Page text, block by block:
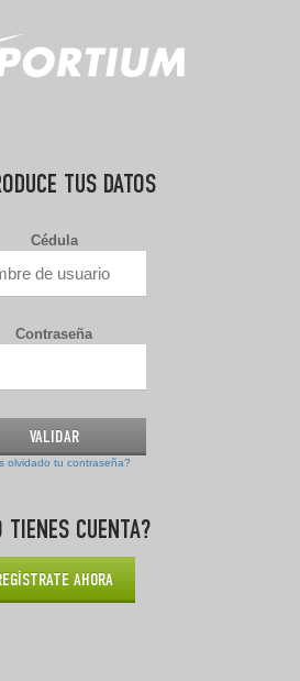
TUS DATOS
Cédula
Contraseña
olvidado tu contraseña?
TIENES CUENTA?
AHORA